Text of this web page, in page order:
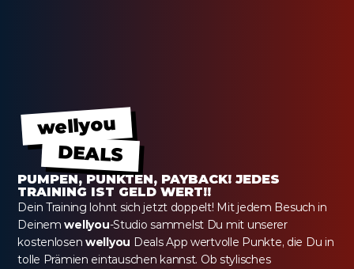
wellyou
DEALS
PUMPEN, PUNKTEN, PAYBACK! JEDES
TRAINING IST GELD WERT!!
Dein Training lohnt sich jetzt doppelt! Mit jedem Besuch in
Deinem wellyou-Studio sammelst Du mit unserer
kostenlosen wellyou Deals App wertvolle Punkte, die Du in
tolle Prämien eintauschen kannst. Ob stylisches